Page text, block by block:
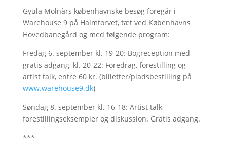
Gyula Molnàrs københavnske besøg foregår i
Warehouse 9 på Halmtorvet, tæt ved Københavns
Hovedbanegård og med følgende program:
Fredag 6. september kl. 19-20: Bogreception med
gratis adgang, kl. 20-22: Foredrag, forestilling og
artist talk, entre 60 kr. (billetter/pladsbestilling på
www.warehouse9.dk)
Søndag 8. september kl. 16-18: Artist talk,
forestillingseksempler og diskussion. Gratis adgang.
***